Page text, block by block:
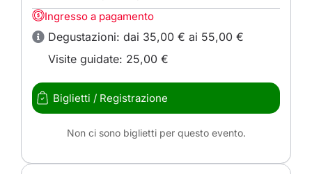
Ingresso a pagamento
Degustazioni: dai 35,00 € ai 55,00 €
Visite guidate: 25,00 €
Non ci sono biglietti per questo evento.
Biglietti / Registrazione